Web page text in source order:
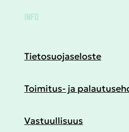
INFO
Tietosuojaseloste
Toimitus- ja
Vastuullisuus